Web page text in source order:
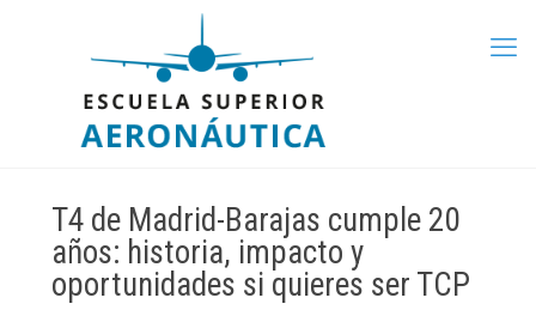
T4 de Madrid-Barajas cumple 20
años: historia, impacto y
oportunidades si quieres ser TCP